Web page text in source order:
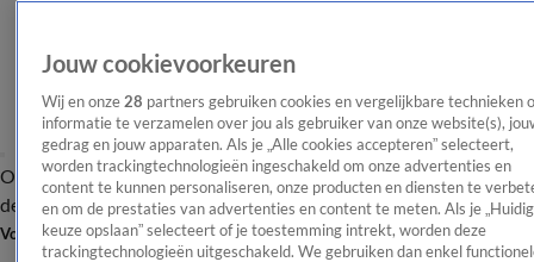
OverzichtAfleveringen Entertainment TV Algemeen
Tip
de redactieNieuwsbrief
Volg Shownieuws
Jouw cookievoorkeuren
Wij en onze 28 partners gebruiken cookies en vergelijkbare technieken
informatie te verzamelen over jou als gebruiker van onze website(s),
gedrag en jouw apparaten. Als je „Alle cookies accepteren” selecteert,
worden trackingtechnologieën ingeschakeld om onze advertenties en
content te kunnen personaliseren, onze producten en diensten te
en om de prestaties van advertenties en content te meten. Als je
keuze opslaan” selecteert of je toestemming intrekt, worden deze
trackingtechnologieën uitgeschakeld. We gebruiken dan enkel